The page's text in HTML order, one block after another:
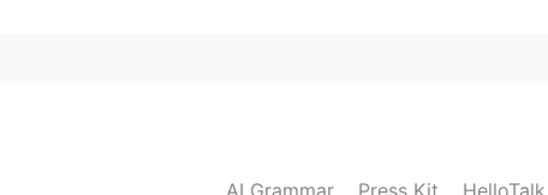
AI Grammar Press Kit